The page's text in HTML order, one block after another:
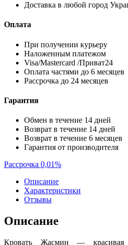
Доставка в любой город
Оплата
При получении курьеру
Наложенным платежом
Visa/Mastercard /Приват24
Оплата частями до 6 месяцев
Рассрочка до 24 месяцев
Гарантия
Обмен в течение 14 дней
Возврат в течение 14 дней
Возврат в течение 6 месяцев
Гарантия от производителя
Рассрочка 0,01%
Описание
Характеристики
Отзывы
Описание
Кровать Жасмин — красивая